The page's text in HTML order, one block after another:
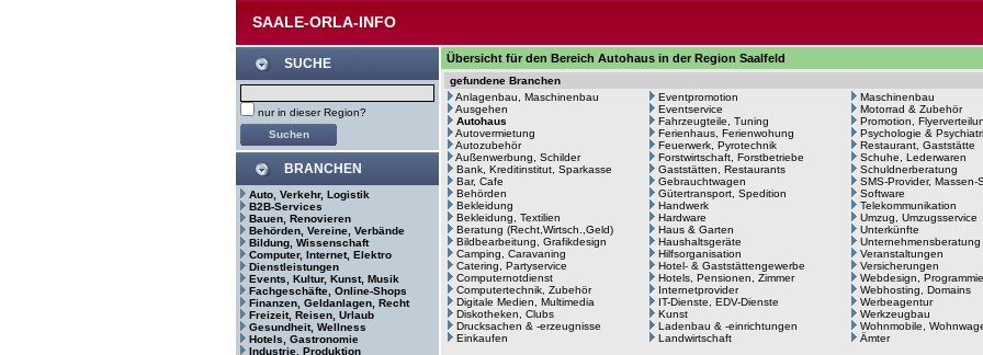
SAALE-ORLA-INFO
SUCHE
nur in dieser Region?
BRANCHEN
Auto, Verkehr, Logistik
B2B-Services
Bauen, Renovieren
Behörden, Vereine, Verbände
Bildung, Wissenschaft
Computer, Internet, Elektro
Dienstleistungen
Events, Kultur, Kunst, Musik
Fachgeschäfte, Online-Shops
Finanzen, Geldanlagen, Recht
Freizeit, Reisen, Urlaub
Gesundheit, Wellness
Hotels, Gastronomie
Industrie, Produktion
Übersicht für den Bereich Autohaus in der Region Saalfeld
gefundene Branchen
Anlagenbau, Maschinenbau
Ausgehen
Autohaus
Autovermietung
Autozubehör
Außenwerbung, Schilder
Bank, Kreditinstitut, Sparkasse
Bar, Cafe
Behörden
Bekleidung
Bekleidung, Textilien
Beratung (Recht,Wirtsch.,Geld)
Bildbearbeitung, Grafikdesign
Camping, Caravaning
Catering, Partyservice
Computernotdienst
Computertechnik, Zubehör
Digitale Medien, Multimedia
Diskotheken, Clubs
Drucksachen & -erzeugnisse
Einkaufen
Eventpromotion
Eventservice
Fahrzeugteile, Tuning
Ferienhaus, Ferienwohung
Feuerwerk, Pyrotechnik
Forstwirtschaft, Forstbetriebe
Gaststätten, Restaurants
Gebrauchtwagen
Gütertransport, Spedition
Handwerk
Hardware
Haus & Garten
Haushaltsgeräte
Hilfsorganisation
Hotel- & Gaststättengewerbe
Hotels, Pensionen, Zimmer
Internetprovider
IT-Dienste, EDV-Dienste
Kunst
Ladenbau & -einrichtungen
Landwirtschaft
Maschinenbau
Motorrad & Zubehör
Promotion,
Psychologie &
Restaurant, Gaststätte
Schuhe, Lederwaren
Schuldnerberatung
SMS-Provider, Massen-
Software
Telekommunikation
Umzug, Umzugsservice
Unterkünfte
Unternehmensberatung
Veranstaltungen
Versicherungen
Webdesign,
Webhosting, Domains
Werbeagentur
Werkzeugbau
Wohnmobile,
Ämter